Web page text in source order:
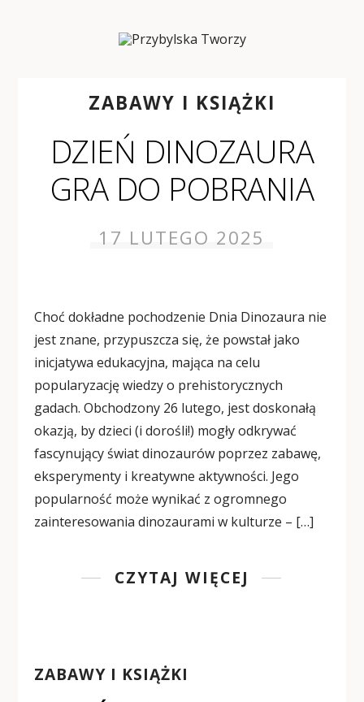
ZABAWY I KSIĄŻKI
DZIEŃ DINOZAURA
GRA DO POBRANIA
17 LUTEGO 2025
Choć dokładne pochodzenie Dnia Dinozaura nie
jest znane, przypuszcza się, że powstał jako
inicjatywa edukacyjna, mająca na celu
popularyzację wiedzy o prehistorycznych
gadach. Obchodzony 26 lutego, jest doskonałą
okazją, by dzieci (i dorośli!) mogły odkrywać
fascynujący świat dinozaurów poprzez zabawę,
eksperymenty i kreatywne aktywności. Jego
popularność może wynikać z ogromnego
zainteresowania dinozaurami w kulturze – […]
CZYTAJ WIĘCEJ
ZABAWY I KSIĄŻKI